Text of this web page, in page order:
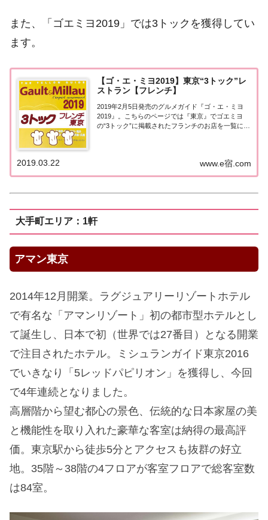
また、「ゴエミヨ2019」では3トックを獲得してい
ます。
【ゴ・エ・ミヨ2019】東京“3トック”レ
ストラン【フレンチ】
2019年2月5日発売のグルメガイド『ゴ・エ・ミヨ
2019』。こちらのページでは『東京』でゴエミヨ
の“3トック”に掲載されたフランチのお店を一覧にま
www.e宿.com
2019.03.22
大手町エリア：1軒
アマン東京
2014年12月開業。ラグジュアリーリゾートホテル
で有名な「アマンリゾート」初の都市型ホテルとし
て誕生し、日本で初（世界では27番目）となる開業
で注目されたホテル。ミシュランガイド東京2016
でいきなり「5レッドパピリオン」を獲得し、今回
で4年連続となりました。
高層階から望む都心の景色、伝統的な日本家屋の美
と機能性を取り入れた豪華な客室は納得の最高評
価。東京駅から徒歩5分とアクセスも抜群の好立
地。35階～38階の4フロアが客室フロアで総客室数
は84室。